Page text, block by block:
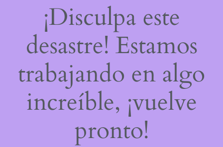
¡Disculpa este
desastre! Estamos
trabajando en algo
increíble, ¡vuelve
pronto!